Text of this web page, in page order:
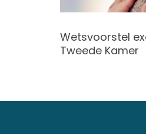
Wetsvoorstel
Tweede Kamer